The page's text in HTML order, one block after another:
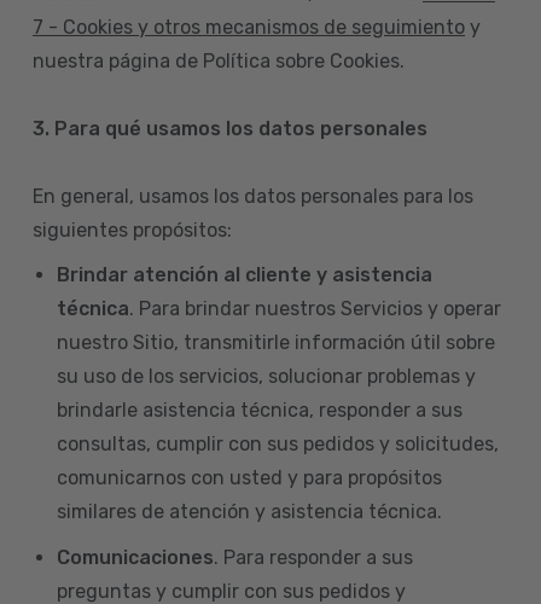
7 - Cookies y otros mecanismos de seguimiento y
nuestra página de Política sobre Cookies.
3. Para qué usamos los datos personales
En general, usamos los datos personales para los
siguientes propósitos:
Brindar atención al cliente y asistencia
técnica. Para brindar nuestros Servicios y operar
nuestro Sitio, transmitirle información útil sobre
su uso de los servicios, solucionar problemas y
brindarle asistencia técnica, responder a sus
consultas, cumplir con sus pedidos y solicitudes,
comunicarnos con usted y para propósitos
similares de atención y asistencia técnica.
Comunicaciones. Para responder a sus
preguntas y cumplir con sus pedidos y